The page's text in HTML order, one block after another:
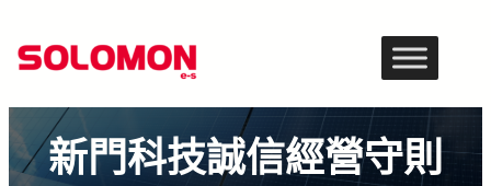
至
要
內
新門科技誠信經營守則